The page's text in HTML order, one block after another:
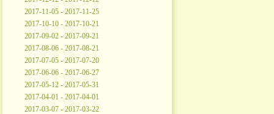
2017-11-05 - 2017-11-25
2017-10-10 - 2017-10-21
2017-09-02 - 2017-09-21
2017-08-06 - 2017-08-21
2017-07-05 - 2017-07-20
2017-06-06 - 2017-06-27
2017-05-12 - 2017-05-31
2017-04-01 - 2017-04-01
2017-03-07 - 2017-03-22